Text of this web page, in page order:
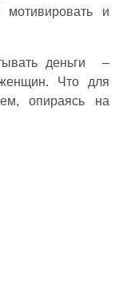
и
деньги –
Что для
опираясь на